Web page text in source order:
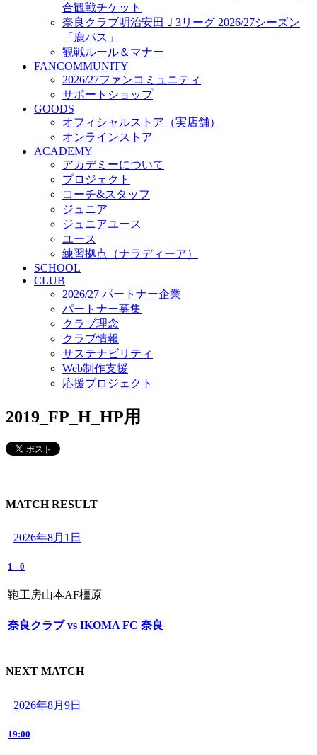
練習拠点（ナラディーア）
SCHOOL
2026/27 パートナー企業
パートナー募集
クラブ理念
クラブ情報
サステナビリティ
Web制作支援
応援プロジェクト
合観戦チケット
奈良クラブ明治安田Ｊ3リーグ 2026/27シーズン
「鹿パス」
観戦ルール＆マナー
FANCOMMUNITY
2026/27ファンコミュニティ
サポートショップ
GOODS
オフィシャルストア（実店舗）
オンラインストア
ACADEMY
アカデミーについて
プロジェクト
コーチ&スタッフ
ジュニア
ジュニアユース
ユース
練習拠点（ナラディーア）
SCHOOL
CLUB
2026/27 パートナー企業
パートナー募集
クラブ理念
クラブ情報
サステナビリティ
Web制作支援
応援プロジェクト
2019_FP_H_HP用
MATCH RESULT
2026年8月1日
1 - 0
鞄工房山本AF橿原
奈良クラブ vs IKOMA FC 奈良
NEXT MATCH
2026年8月9日
19:00